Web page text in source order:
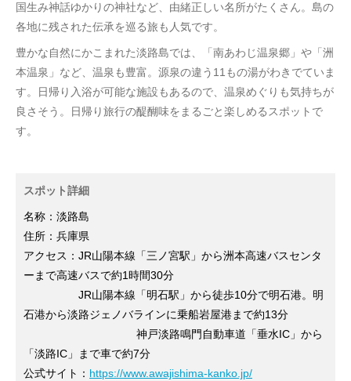
国生み神話ゆかりの神社など、由緒正しい名所がたくさん。島の
各地に残された伝承を巡る旅も人気です。
豊かな自然にかこまれた淡路島では、「南あわじ温泉郷」や「洲
本温泉」など、温泉も豊富。源泉の違う11もの湯がわきでていま
す。日帰り入浴が可能な施設もあるので、温泉めぐりも気持ちが
良さそう。日帰り旅行の醍醐味をまるごと楽しめるスポットで
す。
スポット詳細
名称：淡路島
住所：兵庫県
アクセス：JR山陽本線「三ノ宮駅」から洲本高速バスセンタ
ーまで高速バスで約1時間30分
JR山陽本線「明石駅」から徒歩10分で明石港。明
石港から淡路ジェノバラインに乗船岩屋港まで約13分
神戸淡路鳴門自動車道「垂水IC」から
「淡路IC」まで車で約7分
公式サイト： https://www.awajishima-kanko.jp/